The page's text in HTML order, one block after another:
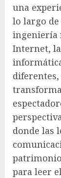
una
lo largo
ingeniería
Internet,
donde las
para leer